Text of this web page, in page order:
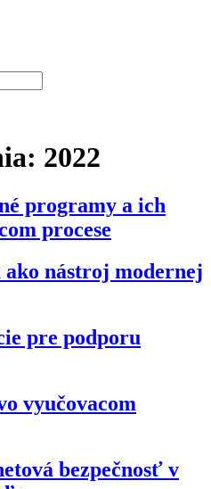
2022
programy a ich
procese
nástroj modernej
pre podporu
vyučovacom
bezpečnosť v